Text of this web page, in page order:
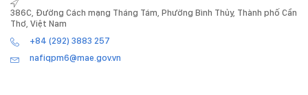
386C, Đường Cách mạng Tháng Tám, Phường Bình Thủy, Thành phố Cần
Thơ, Việt Nam
+84 (292) 3883 257
nafiqpm6@mae.gov.vn